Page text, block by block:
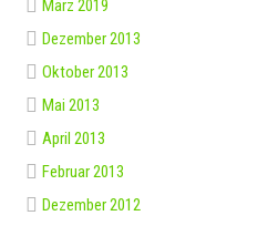
März 2019
Dezember 2013
Oktober 2013
Mai 2013
April 2013
Februar 2013
Dezember 2012